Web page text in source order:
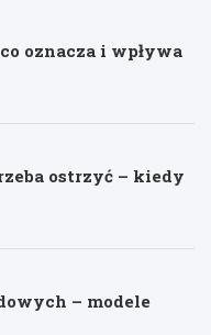
oznacza i wpływa
ostrzyć – kiedy
– modele